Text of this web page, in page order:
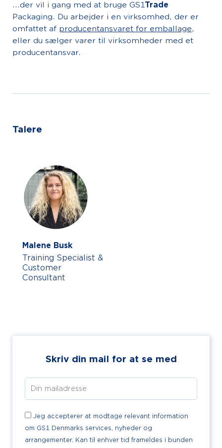
...der vil i gang med at bruge GS1Trade
Packaging. Du arbejder i en virksomhed, der er
omfattet af producentansvaret for emballage,
eller du sælger varer til virksomheder med et
producentansvar.
Talere
Malene Busk
Training Specialist &
Customer
Consultant
Skriv din mail for at se med
Jeg accepterer at modtage relevant information
om GS1 Denmarks services, nyheder og
arrangementer. Kan til enhver tid frameldes i bunden